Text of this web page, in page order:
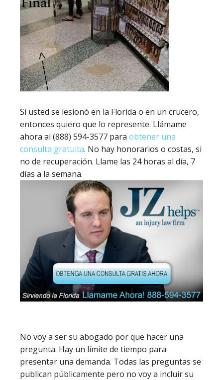
Si usted se lesionó en la Florida o en un crucero,
entonces quiero que lo represente. Llámame
ahora al (888) 594-3577 para obtener una
consulta gratuita. No hay honorarios o costas, si
no de recuperación. Llame las 24 horas al día, 7
días a la semana.
No voy a ser su abogado por que hacer una
pregunta. Hay un límite de tiempo para
presentar una demanda. Todas las preguntas se
publican públicamente pero no voy a incluir su